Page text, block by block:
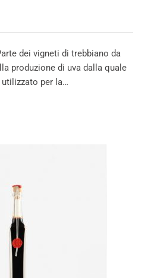
dei vigneti di trebbiano da
produzione di uva dalla quale
per la…